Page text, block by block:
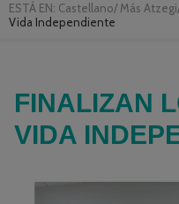
ESTÁ EN: Castellano/ Más Atzegi
Vida Independiente
FINALIZAN
VIDA